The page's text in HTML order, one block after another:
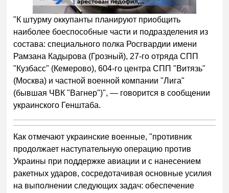
00:00/01:00
"К штурму оккупанты планируют приобщить
наиболее боеспособные части и подразделения из
состава: специального полка Росгвардии имени
Рамзана Кадырова (Грозный), 27-го отряда СПП
"Кузбасс" (Кемерово), 604-го центра СПП "Витязь"
(Москва) и частной военной компании "Лига"
(бывшая ЧВК "Вагнер")", — говорится в сообщении
украинского Генштаба.
Как отмечают украинские военные, "противник
продолжает наступательную операцию против
Украины при поддержке авиации и с нанесением
ракетных ударов, сосредотачивая основные усилия
на выполнении следующих задач: обеспечение